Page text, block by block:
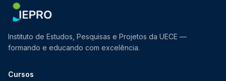
Instituto de Estudos, Pesquisas e Projetos da UECE —
formando e educando com excelência.
Cursos